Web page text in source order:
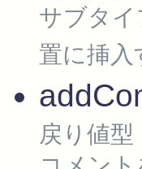
サブタ
置に挿入
戻り値型